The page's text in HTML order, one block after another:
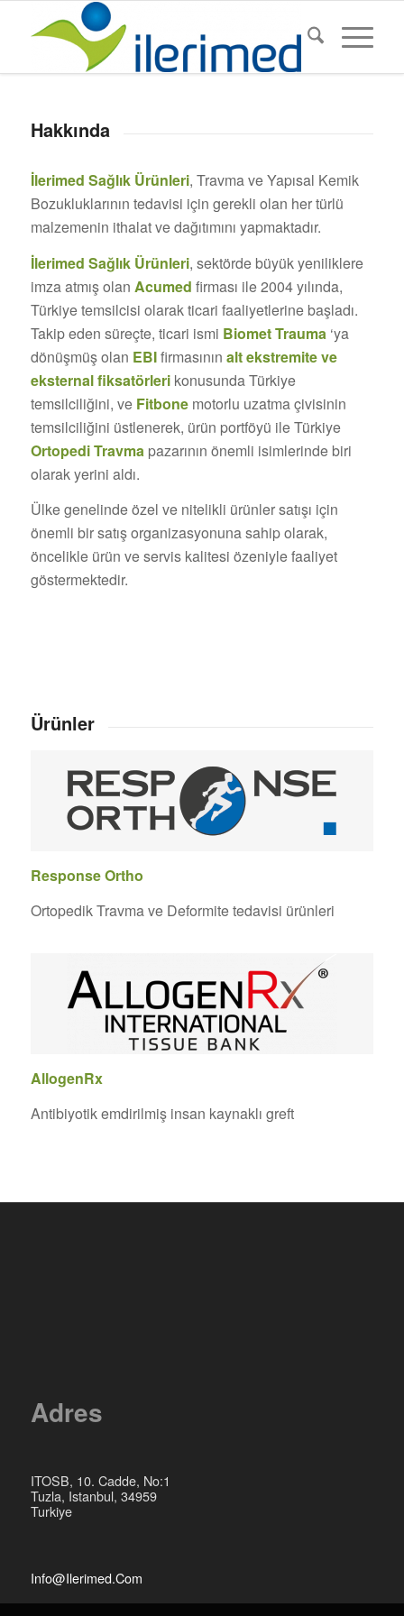
Hakkında
İlerimed Sağlık Ürünleri, Travma ve Yapısal Kemik
Bozukluklarının tedavisi için gerekli olan her türlü
malzemenin ithalat ve dağıtımını yapmaktadır.
İlerimed Sağlık Ürünleri, sektörde büyük yeniliklere
imza atmış olan Acumed firması ile 2004 yılında,
Türkiye temsilcisi olarak ticari faaliyetlerine başladı.
Takip eden süreçte, ticari ismi Biomet Trauma ‘ya
dönüşmüş olan EBIfirmasının alt ekstremite ve
eksternal fiksatörlerikonusunda Türkiye
temsilciliğini, ve Fitbonemotorlu uzatma çivisinin
temsilciliğini üstlenerek, ürün portföyü ile Türkiye
Ortopedi Travma pazarının önemli isimlerinde biri
olarak yerini aldı.
Ülke genelinde özel ve nitelikli ürünler satışı için
önemli bir satış organizasyonuna sahip olarak,
öncelikle ürün ve servis kalitesi özeniyle faaliyet
göstermektedir.
Ürünler
Response Ortho
Ortopedik Travma ve Deformite tedavisi ürünleri
AllogenRx
Antibiyotik emdirilmiş insan kaynaklı greft
Adres
ITOSB, 10. Cadde, No:1
Tuzla, Istanbul, 34959
Turkiye
Info@ilerimed.com